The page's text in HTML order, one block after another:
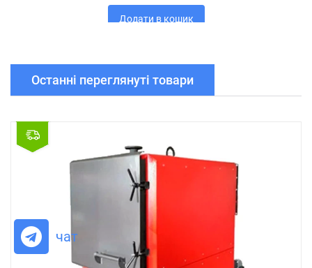
чат
Додати в кошик
Останні переглянуті товари